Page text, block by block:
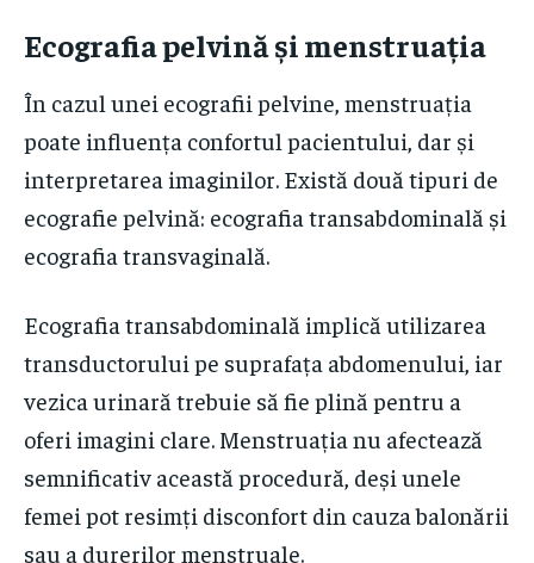
Ecografia pelvină și menstruația
În cazul unei ecografii pelvine, menstruația
poate influența confortul pacientului, dar și
interpretarea imaginilor. Există două tipuri de
ecografie pelvină: ecografia transabdominală și
ecografia transvaginală.
Ecografia transabdominală implică utilizarea
transductorului pe suprafața abdomenului, iar
vezica urinară trebuie să fie plină pentru a
oferi imagini clare. Menstruația nu afectează
semnificativ această procedură, deși unele
femei pot resimți disconfort din cauza balonării
sau a durerilor menstruale.